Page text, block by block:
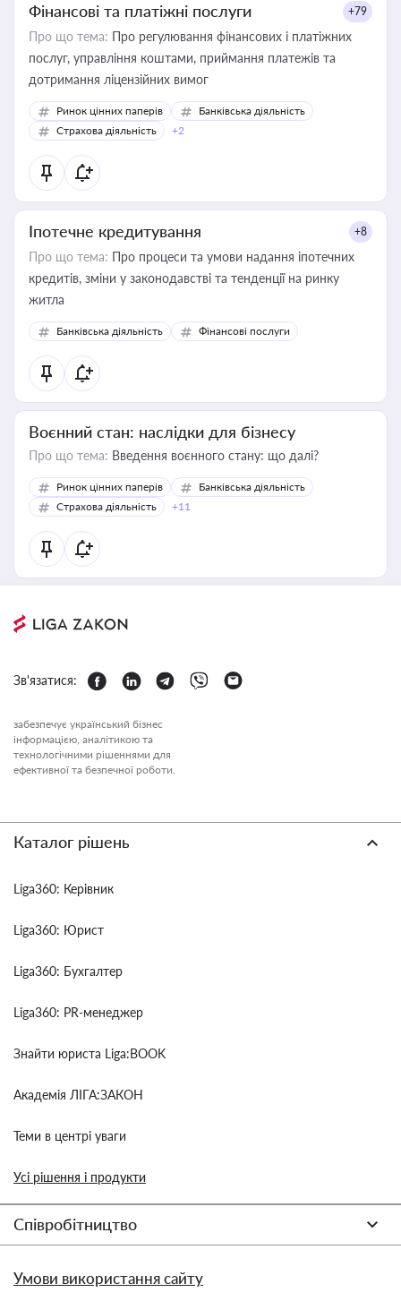
Фінансові та платіжні послуги +79
Про що тема: Про регулювання фінансових і платіжних
послуг, управління коштами, приймання платежів та
дотримання ліцензійних вимог
Ринок цінних паперів
Банківська діяльність
Страхова діяльність
+2
Іпотечне кредитування +8
Про що тема: Про процеси та умови надання іпотечних
кредитів, зміни у законодавстві та тенденції на ринку
житла
Банківська діяльність Фінансові послуги
Воєнний стан: наслідки для бізнесу
Про що тема: Введення воєнного стану: що далі?
Ринок цінних паперів
Банківська діяльність
Страхова діяльність
+11
Зв'язатися:
забезпечує український бізнес
інформацією, аналітикою та
технологічними рішеннями для
ефективної та безпечної роботи.
Каталог рішень
Liga360: Керівник
Liga360: Юрист
Liga360: Бухгалтер
Liga360: PR-менеджер
Знайти юриста Liga:BOOK
Академія ЛІГА:ЗАКОН
Теми в центрі уваги
Усі рішення і продукти
Співробітництво
Умови використання сайту